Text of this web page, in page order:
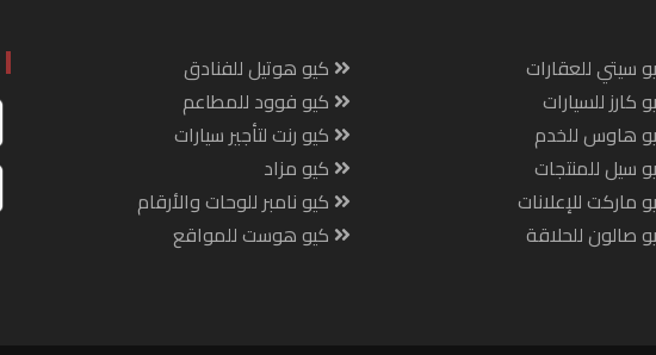
سيتي للعقارات
كارز للسيارات
هاوس للخدم
سيل للمنتجات
ماركت للإعلانات
صالون للحلاقة
كيو هوتيل للفنادق
كيو فوود للمطاعم
كيو رنت لتأجير سيارات
كيو مزاد
كيو نامبر للوحات والأرقام
كيو هوست للمواقع